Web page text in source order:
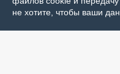
не хотите, чтобы ваши